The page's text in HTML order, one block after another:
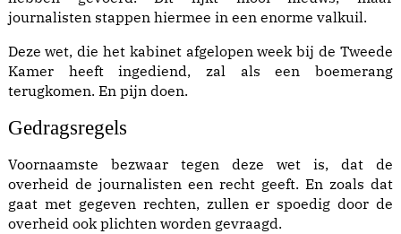
journalisten stappen hiermee in een enorme valkuil.
Deze wet, die het kabinet afgelopen week bij de Tweede
Kamer heeft ingediend, zal als een boemerang
terugkomen. En pijn doen.
Gedragsregels
Voornaamste bezwaar tegen deze wet is, dat de
overheid de journalisten een recht geeft. En zoals dat
gaat met gegeven rechten, zullen er spoedig door de
overheid ook plichten worden gevraagd.